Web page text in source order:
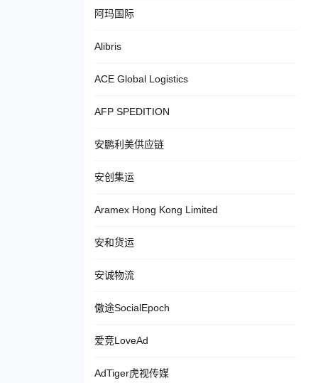
阿玛国际
Alibris
ACE Global Logistics
AFP SPEDITION
安鹏利美供应链
安创集运
Aramex Hong Kong Limited
安和货运
安诚物流
傲途SocialEpoch
爱竞LoveAd
AdTiger虎视传媒